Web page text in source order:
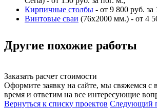
Кирпичные столбы - от 9 800 руб. за
Винтовые сваи (76x2000 мм.) - от 4
Другие похожие работы
Заказать расчет стоимости
Оформите заявку на сайте, мы свяжемся с
время и ответим на все интересующие
Вернуться к списку проектов Следующий